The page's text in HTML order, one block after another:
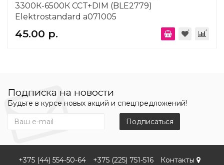
3300К-6500К CCT+DIM (BLE2779)
Elektrostandard a071005
45.00 р.
Подписка на новости
Будьте в курсе новых акций и спецпредложений!
Подписаться
+375 (44) 554-50-64 +375 (225) 751-516
Контакты